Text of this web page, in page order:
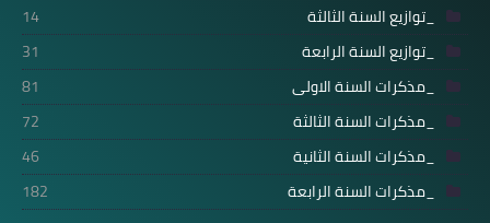
_توازيع السنة الثالثة
14
_توازيع السنة الرابعة
31
_مذكرات السنة الاولى
81
_مذكرات السنة الثالثة
72
_مذكرات السنة الثانية
46
_مذكرات السنة الرابعة
182